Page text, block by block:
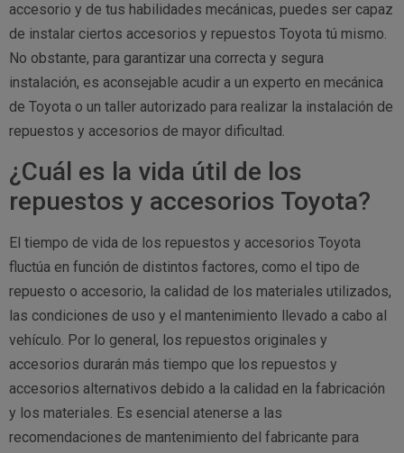
accesorio y de tus habilidades mecánicas, puedes ser capaz
de instalar ciertos accesorios y repuestos Toyota tú mismo.
No obstante, para garantizar una correcta y segura
instalación, es aconsejable acudir a un experto en mecánica
de Toyota o un taller autorizado para realizar la instalación de
repuestos y accesorios de mayor dificultad.
¿Cuál es la vida útil de los
repuestos y accesorios Toyota?
El tiempo de vida de los repuestos y accesorios Toyota
fluctúa en función de distintos factores, como el tipo de
repuesto o accesorio, la calidad de los materiales utilizados,
las condiciones de uso y el mantenimiento llevado a cabo al
vehículo. Por lo general, los repuestos originales y
accesorios durarán más tiempo que los repuestos y
accesorios alternativos debido a la calidad en la fabricación
y los materiales. Es esencial atenerse a las
recomendaciones de mantenimiento del fabricante para